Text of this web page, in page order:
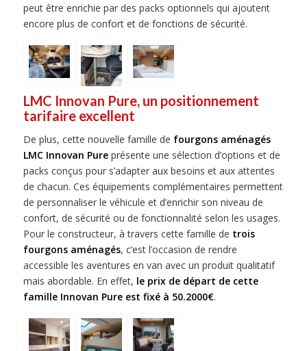
peut être enrichie par des packs optionnels qui ajoutent
encore plus de confort et de fonctions de sécurité.
LMC Innovan Pure, un positionnement
tarifaire excellent
De plus, cette nouvelle famille de fourgons aménagés
LMC Innovan Pureprésente une sélection d’options et de
packs conçus pour s’adapter aux besoins et aux attentes
de chacun. Ces équipements complémentaires permettent
de personnaliser le véhicule et d’enrichir son niveau de
confort, de sécurité ou de fonctionnalité selon les usages.
Pour le constructeur, à travers cette famille de trois
fourgons aménagés, c’est l’occasion de rendre
accessible les aventures en van avec un produit qualitatif
mais abordable. En effet, le prix de départ de cette
famille Innovan Pure est fixé à 50.2000€.